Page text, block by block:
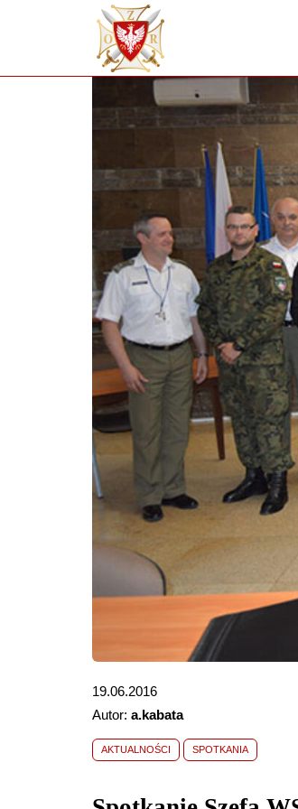
19.06.2016
Autor: a.kabata
AKTUALNOŚCI SPOTKANIA